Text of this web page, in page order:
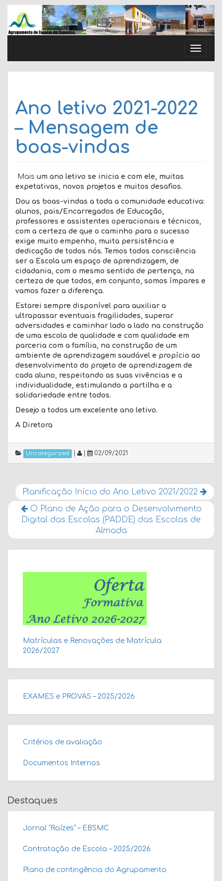
Skip
content
Toggle
Ano letivo 2021-2022
– Mensagem de
boas-vindas
Mais um ano letivo se inicia e com ele, muitas
expetativas, novos projetos e muitos desafios.
Dou as boas-vindas a toda a comunidade educativa:
alunos, pais/Encarregados de Educação,
professores e assistentes operacionais e técnicos,
com a certeza de que o caminho para o sucesso
exige muito empenho, muita persistência e
dedicação de todos nós. Temos todos consciência
ser a Escola um espaço de aprendizagem, de
cidadania, com o mesmo sentido de pertença, na
certeza de que todos, em conjunto, somos ímpares e
vamos fazer a diferença.
Estarei sempre disponível para auxiliar a
ultrapassar eventuais fragilidades, superar
adversidades e caminhar lado a lado na construção
de uma escola de qualidade e com qualidade em
parceria com a família, na construção de um
ambiente de aprendizagem saudável e propício ao
desenvolvimento do projeto de aprendizagem de
cada aluno, respeitando as suas vivências e a
individualidade, estimulando a partilha e a
solidariedade entre todos.
Desejo a todos um excelente ano letivo.
A Diretora
Uncategorized 02/09/2021
Planificação Início do Ano Letivo 2021/2022
O Plano de Ação para o Desenvolvimento
Digital das Escolas (PADDE) das Escolas de
Almada
Matrículas e Renovações de Matrícula
2026/2027
EXAMES e PROVAS – 2025/2026
Critérios de avaliação
Documentos Internos
Destaques
Jornal “Raízes” – EBSMC
Contratação de Escola – 2025/2026
Plano de contingência do Agrupamento